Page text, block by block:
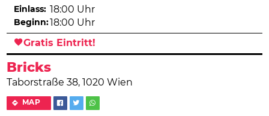
Bricks
Taborstraße 38, 1020 Wien
MAP
Einlass: 18:00 Uhr
Beginn: 18:00 Uhr
Gratis Eintritt!